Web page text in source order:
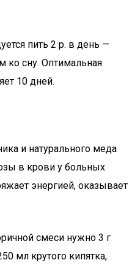
пить 2 р. в день —
ко сну. Оптимальная
10 дней.
и натурального меда
в крови у больных
энергией, оказывает
смеси нужно 3 г
мл крутого кипятка,